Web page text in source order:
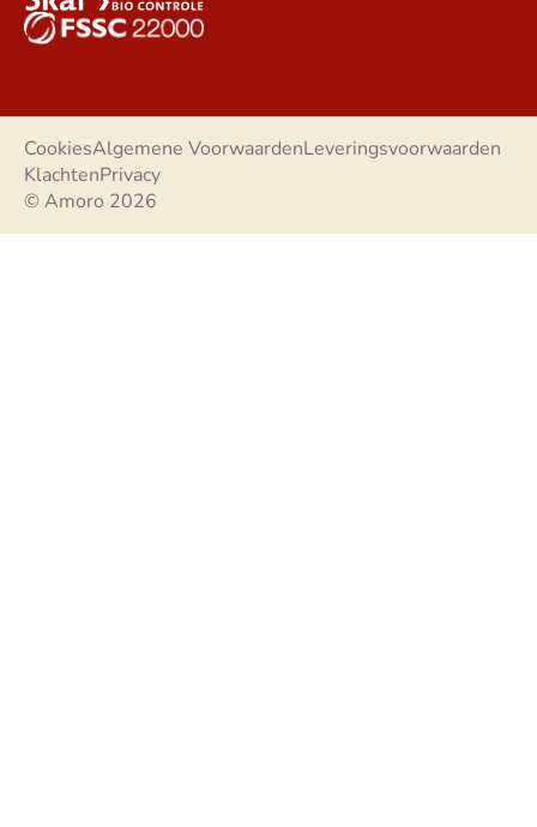
© Amoro 2026
CookiesAlgemene VoorwaardenLeveringsvoorwaarden
KlachtenPrivacy